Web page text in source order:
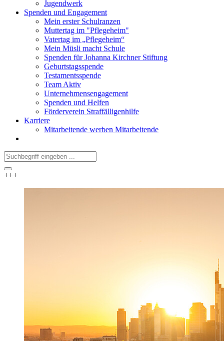
Jugendwerk
Spenden und Engagement
Mein erster Schulranzen
Muttertag im "Pflegeheim"
Vatertag im „Pflegeheim“
Mein Müsli macht Schule
Spenden für Johanna Kirchner Stiftung
Geburtstagsspende
Testamentsspende
Team Aktiv
Unternehmensengagement
Spenden und Helfen
Förderverein Straffälligenhilfe
Karriere
Mitarbeitende werben Mitarbeitende
+++